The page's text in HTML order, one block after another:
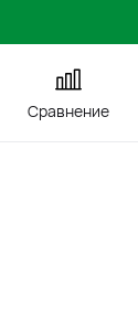
Сравнение